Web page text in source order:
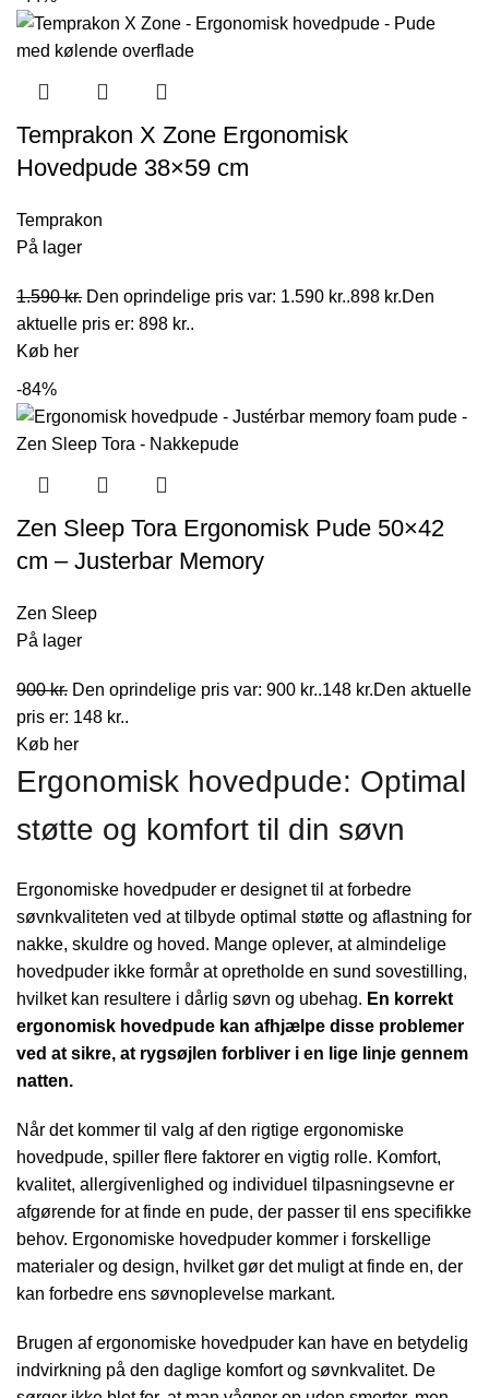
Temprakon X Zone Ergonomisk
Hovedpude 38×59 cm
Temprakon
På lager
1.590kr. Den oprindelige pris var: 1.590 kr..898 kr.Den
aktuelle pris er: 898 kr..
Køb her
-84%
Zen Sleep Tora Ergonomisk Pude 50×42
cm – Justerbar Memory
Zen Sleep
På lager
900kr. Den oprindelige pris var: 900 kr..148 kr.Den aktuelle
pris er: 148 kr..
Køb her
Ergonomisk hovedpude: Optimal
støtte og komfort til din søvn
Ergonomiske hovedpuder er designet til at forbedre
søvnkvaliteten ved at tilbyde optimal støtte og aflastning for
nakke, skuldre og hoved. Mange oplever, at almindelige
hovedpuder ikke formår at opretholde en sund sovestilling,
hvilket kan resultere i dårlig søvn og ubehag. En korrekt
ergonomisk hovedpude kan afhjælpe disse problemer
ved at sikre, at rygsøjlen forbliver i en lige linje gennem
natten.
Når det kommer til valg af den rigtige ergonomiske
hovedpude, spiller flere faktorer en vigtig rolle. Komfort,
kvalitet, allergivenlighed og individuel tilpasningsevne er
afgørende for at finde en pude, der passer til ens specifikke
behov. Ergonomiske hovedpuder kommer i forskellige
materialer og design, hvilket gør det muligt at finde en, der
kan forbedre ens søvnoplevelse markant.
Brugen af ergonomiske hovedpuder kan have en betydelig
indvirkning på den daglige komfort og søvnkvalitet. De